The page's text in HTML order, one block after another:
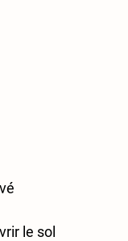
le sol